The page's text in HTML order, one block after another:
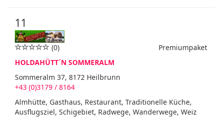
11
Premiumpaket
(0)
HOLDAHÜTT´N SOMMERALM
Sommeralm 37, 8172 Heilbrunn
+43 (0)3179 / 8164
Almhütte, Gasthaus, Restaurant, Traditionelle Küche,
Ausflugsziel, Schigebiet, Radwege, Wanderwege, Weiz